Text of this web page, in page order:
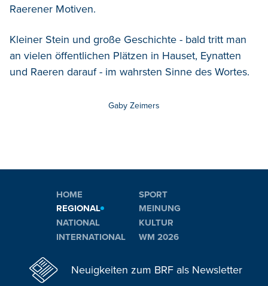
Raerener Motiven.
Kleiner Stein und große Geschichte - bald tritt man
an vielen öffentlichen Plätzen in Hauset, Eynatten
und Raeren darauf - im wahrsten Sinne des Wortes.
Gaby Zeimers
HOME
REGIONAL
NATIONAL
INTERNATIONAL
SPORT
MEINUNG
KULTUR
WM 2026
Neuigkeiten zum BRF als Newsletter